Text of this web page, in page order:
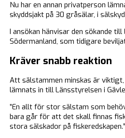
Nu har en annan privatperson
skyddsjakt på 30 gråsälar, i
I ansökan hänvisar den sökande
Södermanland, som tidigare
Kräver snabb reaktion
Att sälstammen minskas är
lämnats in till Länsstyrelsen i
”En allt för stor sälstam som
bara går för att det skall finnas
stora sälskador på fiskeredskapen.”